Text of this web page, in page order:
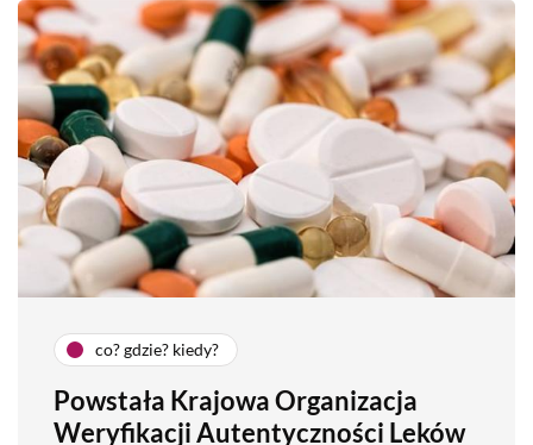
co? gdzie? kiedy?
Powstała Krajowa Organizacja
Weryfikacji Autentyczności Leków